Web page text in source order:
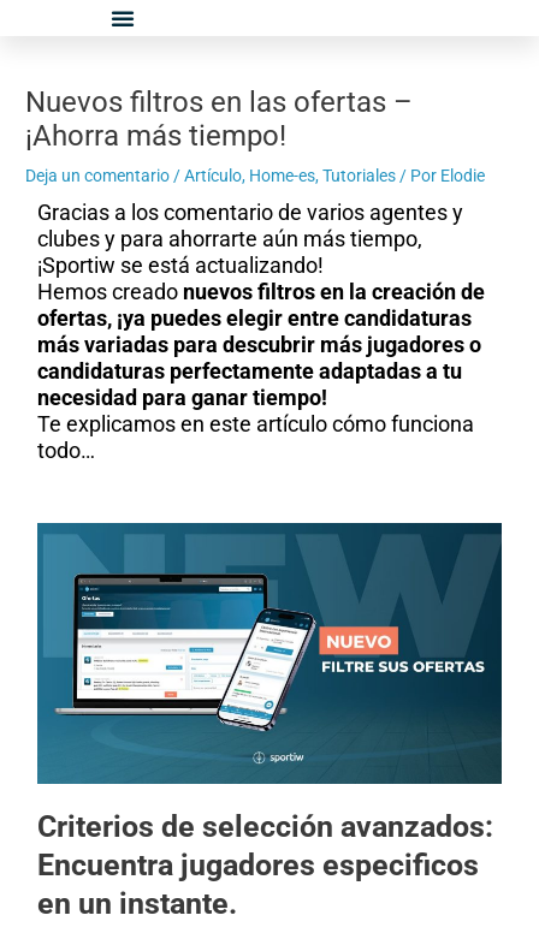
Nuevos filtros en las ofertas –
¡Ahorra más tiempo!
Deja un comentario /Artículo, Home-es,Tutoriales / Por Elodie
Gracias a los comentario de varios agentes y
clubes y para ahorrarte aún más tiempo,
¡Sportiw se está actualizando!
Hemos creado nuevos filtros en la creación de
ofertas, ¡ya puedes elegir entre candidaturas
más variadas para descubrir más jugadores o
candidaturas perfectamente adaptadas a tu
necesidad para ganar tiempo!
Te explicamos en este artículo cómo funciona
todo…
Criterios de selección avanzados:
Encuentra jugadores especificos
en un instante.